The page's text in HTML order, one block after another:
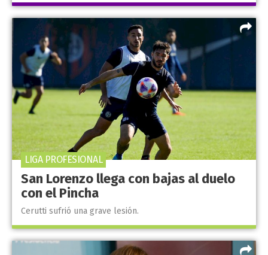
San Lorenzo llega con bajas al duelo
con el Pincha
Cerutti sufrió una grave lesión.
LIGA PROFESIONAL